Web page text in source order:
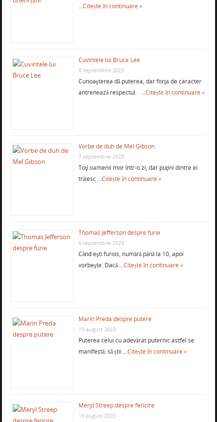
…Citește în continuare »
Cuvintele lui Bruce Lee
8 septembrie 2023
Cunoaşterea dă puterea, dar forţa de caracter
antrenează respectul. …Citește în continuare »
Vorbe de duh de Mel Gibson
7 septembrie 2023
Toţi oamenii mor într-o zi, dar puţini dintre ei
trăiesc …Citește în continuare »
Thomas Jefferson despre furie
6 septembrie 2023
Când eşti furios, numără până la 10, apoi
vorbeşte. Dacă …Citește în continuare »
Marin Preda despre putere
19 august 2023
Puterea celui cu adevărat puternic astfel se
manifestă: să știi …Citește în continuare »
Meryl Streep despre fericire
19 august 2023